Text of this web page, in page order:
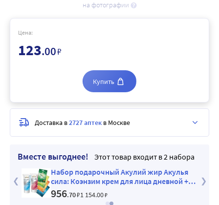
на фотографии
Вместе выгоднее!
Этот товар входит в 2 набора
Набор подарочный Акулий жир Акулья
сила: Коэнзим крем для лица дневной +
Коллагеновый крем для лица ночной + 4
маски
956.70₽1 154.00₽
Цена:
123.00₽
Купить
Доставка в2727 аптек в Москве